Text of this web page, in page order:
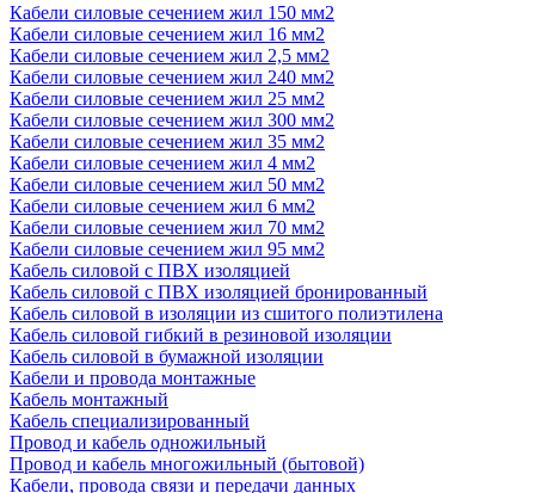
Кабели силовые сечением жил 150 мм2
Кабели силовые сечением жил 16 мм2
Кабели силовые сечением жил 2,5 мм2
Кабели силовые сечением жил 240 мм2
Кабели силовые сечением жил 25 мм2
Кабели силовые сечением жил 300 мм2
Кабели силовые сечением жил 35 мм2
Кабели силовые сечением жил 4 мм2
Кабели силовые сечением жил 50 мм2
Кабели силовые сечением жил 6 мм2
Кабели силовые сечением жил 70 мм2
Кабели силовые сечением жил 95 мм2
Кабель силовой с ПВХ изоляцией
Кабель силовой с ПВХ изоляцией бронированный
Кабель силовой в изоляции из сшитого полиэтилена
Кабель силовой гибкий в резиновой изоляции
Кабель силовой в бумажной изоляции
Кабели и провода монтажные
Кабель монтажный
Кабель специализированный
Провод и кабель одножильный
Провод и кабель многожильный (бытовой)
Кабели, провода связи и передачи данных